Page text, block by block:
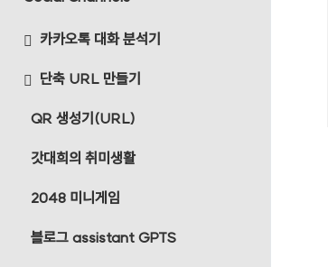
카카오톡 대화 분석기
단축 URL 만들기
QR 생성기(URL)
갓대희의 취미생활
2048 미니게임
블로그 assistant GPTS